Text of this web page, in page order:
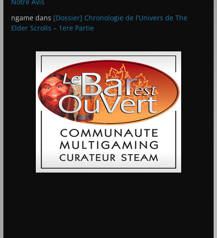
ngame dans [Dossier] Chronologie de l’Univers de The
Elder Scrolls – 1ere Partie